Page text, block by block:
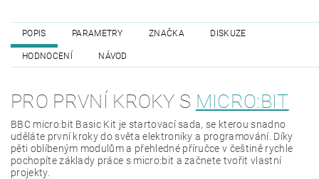
POPIS PARAMETRY ZNAČKA DISKUZE
HODNOCENÍ NÁVOD
PRO PRVNÍ KROKY S MICRO:BIT
BBC micro:bit Basic Kit je startovací sada, se kterou snadno
uděláte první kroky do světa elektroniky a programování. Díky
pěti oblíbeným modulům a přehledné příručce v češtině rychle
pochopíte základy práce s micro:bit a začnete tvořit vlastní
projekty.